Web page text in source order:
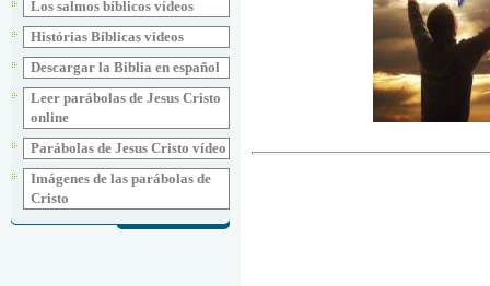
Los salmos bíblicos vídeos
Histórias Bíblicas videos
Descargar la Biblia en español
Leer parábolas de Jesus Cristo
online
Parábolas de Jesus Cristo vídeo
Imágenes de las parábolas de
Cristo